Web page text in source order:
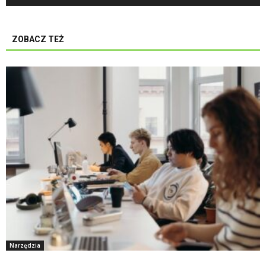
ZOBACZ TEŻ
Narzędzia